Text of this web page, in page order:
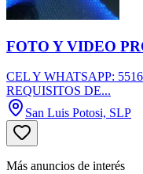
FOTO Y VIDEO
CEL Y WHATSAPP:
REQUISITOS DE...
San Luis Potosi, SLP
Más anuncios de interés